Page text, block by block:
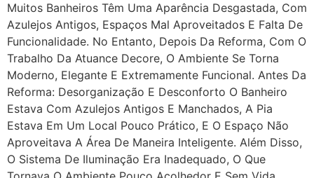
Muitos Banheiros Têm Uma Aparência Desgastada, Com
Azulejos Antigos, Espaços Mal Aproveitados E Falta De
Funcionalidade. No Entanto, Depois Da Reforma, Com O
Trabalho Da Atuance Decore, O Ambiente Se Torna
Moderno, Elegante E Extremamente Funcional. Antes Da
Reforma: Desorganização E Desconforto O Banheiro
Estava Com Azulejos Antigos E Manchados, A Pia
Estava Em Um Local Pouco Prático, E O Espaço Não
Aproveitava A Área De Maneira Inteligente. Além Disso,
O Sistema De Iluminação Era Inadequado, O Que